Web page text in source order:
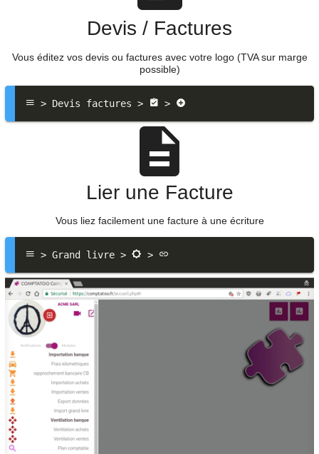
Devis / Factures
Vous éditez vos devis ou factures avec votre logo (TVA sur marge
possible)
> Devis factures > >
Lier une Facture
Vous liez facilement une facture à une écriture
> Grand livre > >